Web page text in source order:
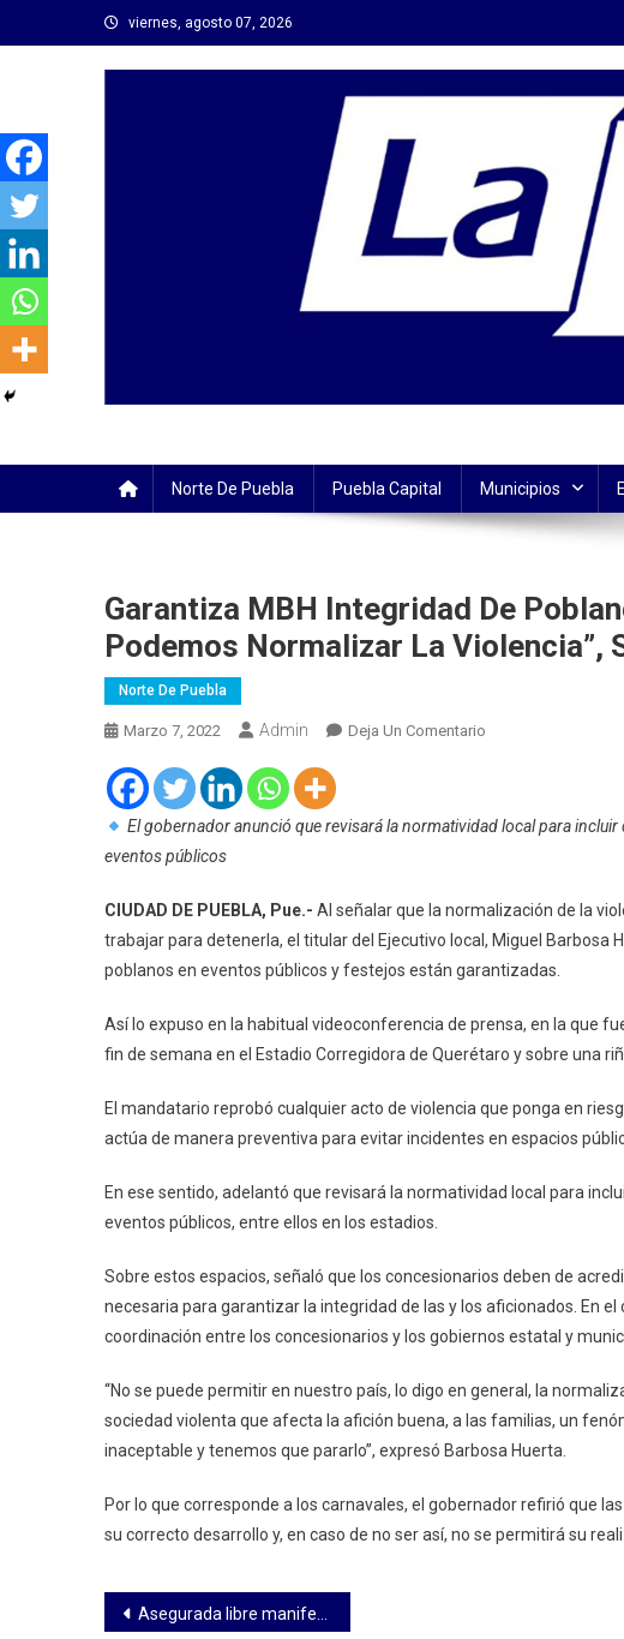
al
viernes, agosto 07, 2026
Norte De Puebla Puebla Capital Municipios
Garantiza MBH Integridad De
Podemos Normalizar La Violencia”,
Norte De Puebla
Marzo 7, 2022 Admin Deja Un Comentario
Públicos;
“no
Normalizar
La
Sostuvo
El gobernador anunció que revisará la normatividad local para
eventos públicos
CIUDAD DE PUEBLA, Pue.- Al señalar que la normalización de la
trabajar para detenerla, el titular del Ejecutivo local, Miguel Barbosa
poblanos en eventos públicos y festejos están garantizadas.
Así lo expuso en la habitual videoconferencia de prensa, en la que
fin de semana en el Estadio Corregidora de Querétaro y sobre una
El mandatario reprobó cualquier acto de violencia que ponga en
actúa de manera preventiva para evitar incidentes en espacios
En ese sentido, adelantó que revisará la normatividad local para
eventos públicos, entre ellos en los estadios.
Sobre estos espacios, señaló que los concesionarios deben de
necesaria para garantizar la integridad de las y los aficionados. En
coordinación entre los concesionarios y los gobiernos estatal y
“No se puede permitir en nuestro país, lo digo en general, la
sociedad violenta que afecta la afición buena, a las familias, un
inaceptable y tenemos que pararlo”, expresó Barbosa Huerta.
Por lo que corresponde a los carnavales, el gobernador refirió que
su correcto desarrollo y, en caso de no ser así, no se permitirá su
Navegación
Asegurada libre manifestación de mujeres el 8 de marzo; reitera MBH